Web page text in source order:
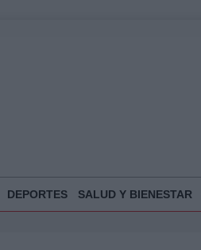
DEPORTES SALUD Y BIENESTAR